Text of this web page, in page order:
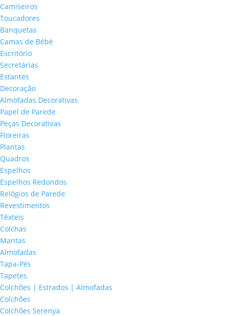
Camiseiros
Toucadores
Banquetas
Camas de Bébé
Escritório
Secretárias
Estantes
Decoração
Almofadas Decorativas
Papel de Parede
Peças Decorativas
Floreiras
Plantas
Quadros
Espelhos
Espelhos Redondos
Relógios de Parede
Revestimentos
Têxteis
Colchas
Mantas
Almofadas
Tapa-Pés
Tapetes
Colchões | Estrados | Almofadas
Colchões
Colchões Serenya